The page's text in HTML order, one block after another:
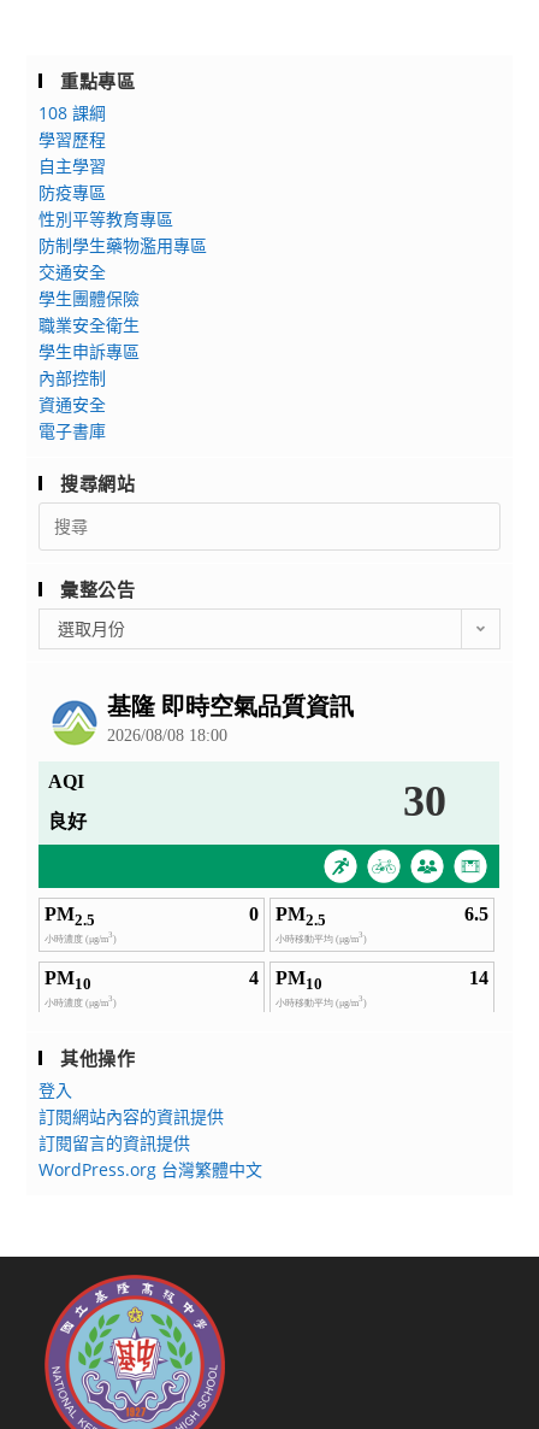
重點專區
108 課綱
學習歷程
自主學習
防疫專區
性別平等教育專區
防制學生藥物濫用專區
交通安全
學生團體保險
職業安全衛生
學生申訴專區
內部控制
資通安全
電子書庫
搜尋網站
Search
for:
彙整公告
整
選取月份
其他操作
登入
訂閱網站內容的資訊提供
訂閱留言的資訊提供
WordPress.org 台灣繁體中文